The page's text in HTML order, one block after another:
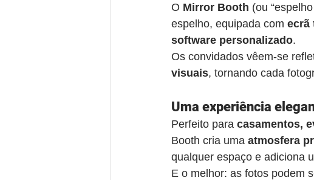
O Mirror Booth (ou
espelho, equipada com ecrã
software personalizado.
Os convidados vêem-se
visuais, tornando cada
Uma experiência
Perfeito para casamentos,
Booth cria uma atmosfera
qualquer espaço e adiciona
E o melhor: as fotos podem